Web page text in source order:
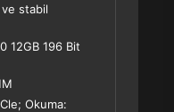
stabil
12GB 196 Bit
Okuma: